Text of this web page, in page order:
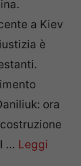
a Kiev
è
ora
… Leggi